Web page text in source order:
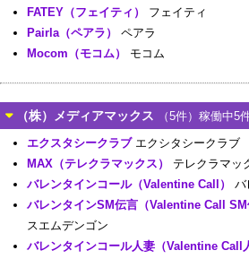
FATEY（フェイティ）
フェイティ
Pairla（ペアラ）
ペアラ
Mocom（モコム）
モコム
（株）メディアマックス （5件）稼働中5
エクスタシークラブエクシタシークラブ
MAX（テレクラマックス）
テレクラマッ
バレンタインコール（Valentine Call）
バ
バレンタインSM伝言（Valentine Call SM
スエムデンゴン
バレンタインコール人妻（Valentine Call